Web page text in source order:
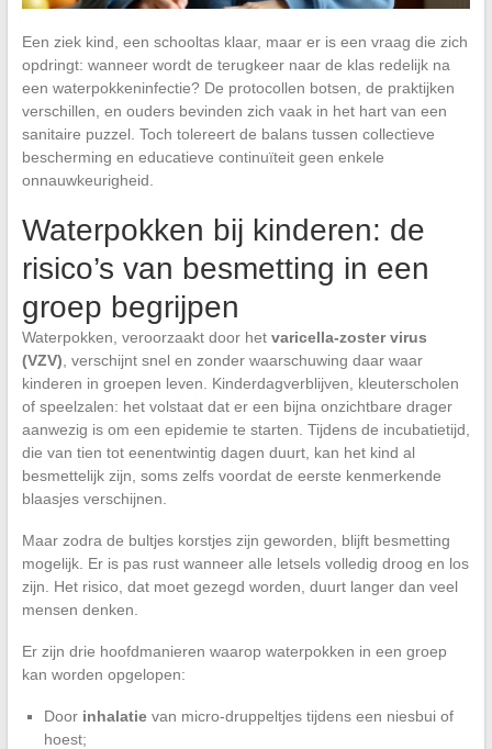
Een ziek kind, een schooltas klaar, maar er is een vraag die zich
opdringt: wanneer wordt de terugkeer naar de klas redelijk na
een waterpokkeninfectie? De protocollen botsen, de praktijken
verschillen, en ouders bevinden zich vaak in het hart van een
sanitaire puzzel. Toch tolereert de balans tussen collectieve
bescherming en educatieve continuïteit geen enkele
onnauwkeurigheid.
Waterpokken bij kinderen: de
risico’s van besmetting in een
groep begrijpen
Waterpokken, veroorzaakt door het varicella-zoster virus
(VZV) , verschijnt snel en zonder waarschuwing daar waar
kinderen in groepen leven. Kinderdagverblijven, kleuterscholen
of speelzalen: het volstaat dat er een bijna onzichtbare drager
aanwezig is om een epidemie te starten. Tijdens de incubatietijd,
die van tien tot eenentwintig dagen duurt, kan het kind al
besmettelijk zijn, soms zelfs voordat de eerste kenmerkende
blaasjes verschijnen.
Maar zodra de bultjes korstjes zijn geworden, blijft besmetting
mogelijk. Er is pas rust wanneer alle letsels volledig droog en los
zijn. Het risico, dat moet gezegd worden, duurt langer dan veel
mensen denken.
Er zijn drie hoofdmanieren waarop waterpokken in een groep
kan worden opgelopen:
Door inhalatievan micro-druppeltjes tijdens een niesbui of
hoest;